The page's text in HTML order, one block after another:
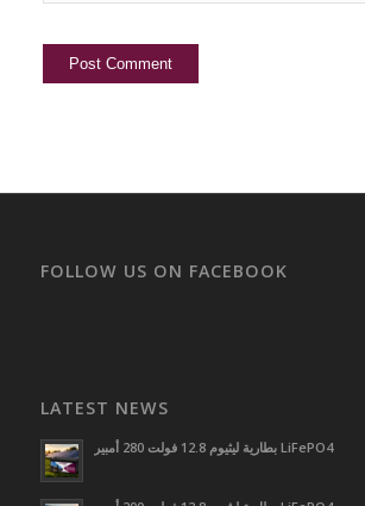
FOLLOW US ON FACEBOOK
LATEST NEWS
بطارية ليثيوم 12.8 فولت 280 أمبير LiFePO4